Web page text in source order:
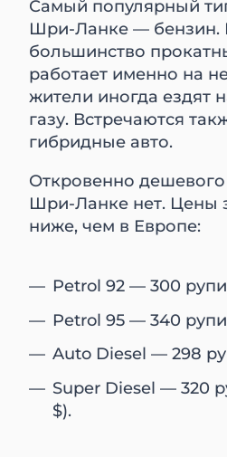
Самый популярный
Шри-Ланке — бензин.
большинство
работает именно на
жители иногда ездят
газу. Встречаются
гибридные авто.
Откровенно
Шри-Ланке нет. Цены
ниже, чем в Европе:
Petrol 92 — 300
Petrol 95 — 340
Auto Diesel — 298
Super Diesel — 320
$).